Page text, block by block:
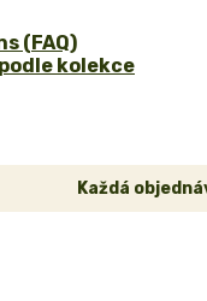
(FAQ)
kolekce
Každá